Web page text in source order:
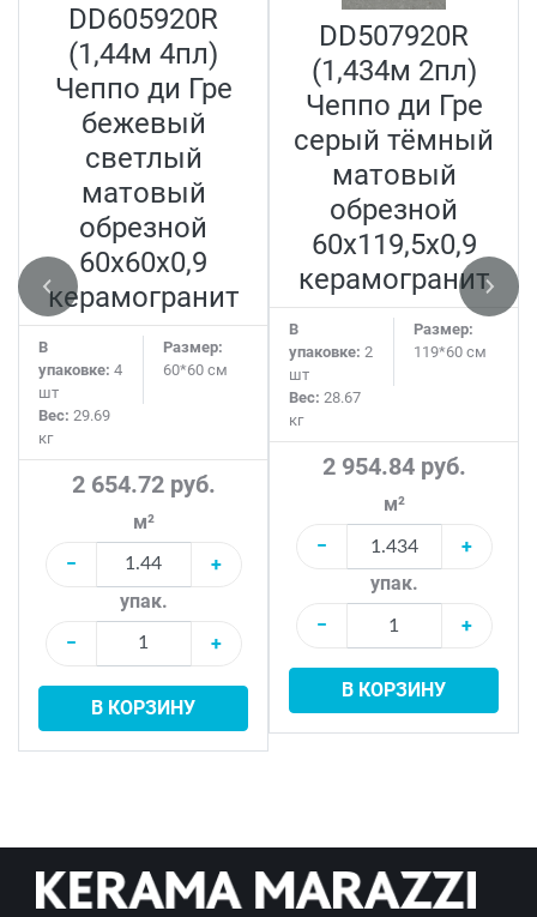
DD605920R
(1,44м 4пл)
Чеппо ди Гре
бежевый
светлый
матовый
обрезной
60x60x0,9
керамогранит
В
упаковке: 4
шт
Размер:
60*60 см
Вес: 29.69
кг
2 654.72 руб.
м²
−
+
упак.
−
+
В КОРЗИНУ
DD507920R
(1,434м 2пл)
Чеппо ди Гре
серый тёмный
матовый
обрезной
60x119,5x0,9
керамогранит
В
упаковке: 2
шт
Размер:
119*60 см
Вес: 28.67
кг
2 954.84 руб.
м²
−
+
упак.
−
+
В КОРЗИНУ